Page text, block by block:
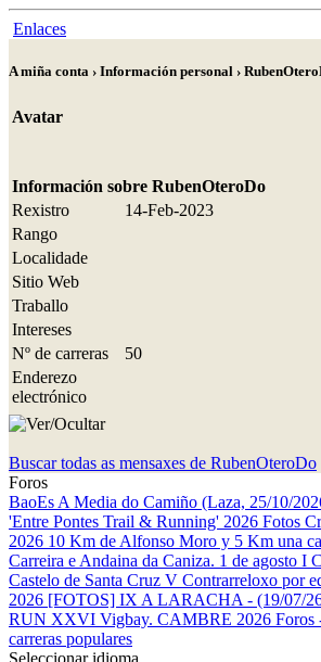
Enlaces
A miña conta › Información personal ›
Avatar
Información sobre RubenOteroDo
Rexistro
14-Feb-2023
Rango
Localidade
Sitio Web
Traballo
Intereses
Nº de carreras
50
Enderezo
electrónico
Buscar todas as mensaxes de RubenOteroDo
Foros
BaoEs A Media do Camiño (Laza, 25/10/
'Entre Pontes Trail & Running' 2026 Fotos
2026 10 Km de Alfonso Moro y 5 Km una
Carreira e Andaina da Caniza. 1 de agosto I
Castelo de Santa Cruz V Contrarreloxo por
2026 [FOTOS] IX A LARACHA - (19/07/
RUN XXVI Vigbay. CAMBRE 2026 Foros
carreras populares